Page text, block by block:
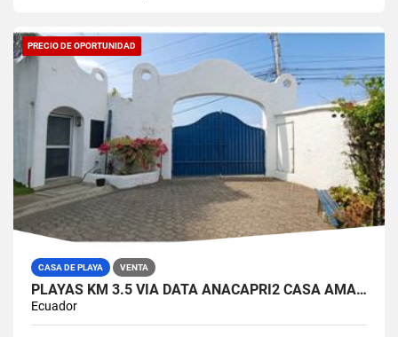
PRECIO DE OPORTUNIDAD
CASA DE PLAYA VENTA
PLAYAS KM 3.5 VIA DATA ANACAPRI2 CASA AMABLADA EN VENTA
Ecuador